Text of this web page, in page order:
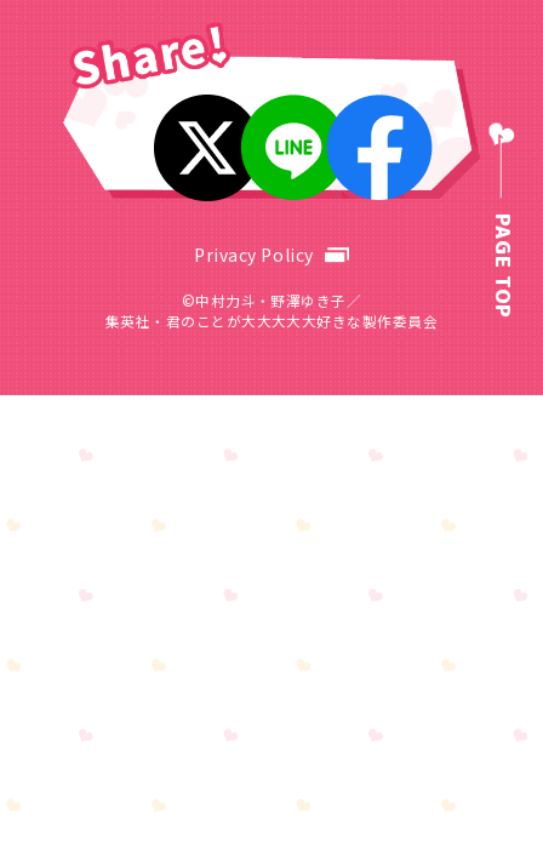
Privacy Policy
©中村力斗・野澤ゆき子／
集英社・君のことが大大大大大好きな製作委員会
PAGE TOP